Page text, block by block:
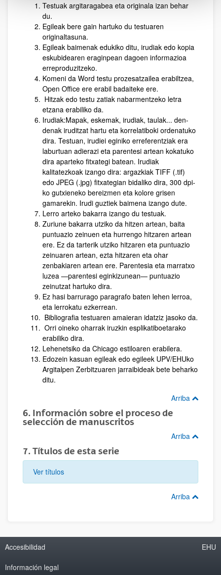
Testuak argitaragabea eta originala izan behar
du.
Egileak bere gain hartuko du testuaren
originaltasuna.
Egileak baimenak edukiko ditu, irudiak edo kopia
eskubidearen eraginpean dagoen informazioa
erreproduzitzeko.
Komeni da Word testu prozesatzailea erabiltzea,
Open Office ere erabil badaiteke ere.
Hitzak edo testu zatiak nabarmentzeko letra
etzana erabiliko da.
Irudiak:Mapak, eskemak, irudiak, taulak... den-
denak iruditzat hartu eta korrelatiboki ordenatuko
dira. Testuan, irudiei eginiko erreferentziak era
laburtuan adierazi eta parentesi artean kokatuko
dira aparteko fitxategi batean. Irudiak
kalitatezkoak izango dira: argazkiak TIFF (.tif)
edo JPEG (.jpg) fitxategian bidaliko dira, 300 dpi-
ko gutxieneko bereizmen eta kolore grisen
gamarekin. Irudi guztiek baimena izango dute.
Lerro arteko bakarra izango du testuak.
Zuriune bakarra utziko da hitzen artean, baita
puntuazio zeinuen eta hurrengo hitzaren artean
ere. Ez da tarterik utziko hitzaren eta puntuazio
zeinuaren artean, ezta hitzaren eta ohar
zenbakiaren artean ere. Parentesia eta marratxo
luzea —parentesi eginkizunean— puntuazio
zeinutzat hartuko dira.
Ez hasi barrurago paragrafo baten lehen lerroa,
eta lerrokatu ezkerrean.
Bibliografia testuaren amaieran idatziz jasoko da.
Orri oineko oharrak iruzkin esplikatiboetarako
erabiliko dira.
Lehenetsiko da Chicago estiloaren erabilera.
Edozein kasuan egileak edo egileek UPV/EHUko
Argitalpen Zerbitzuaren jarraibideak bete beharko
ditu.
Arriba
6. Información sobre el proceso de
selección de manuscritos
Arriba
7. Títulos de esta serie
Ver títulos
Arriba
Accesibilidad
Información legal
EHU